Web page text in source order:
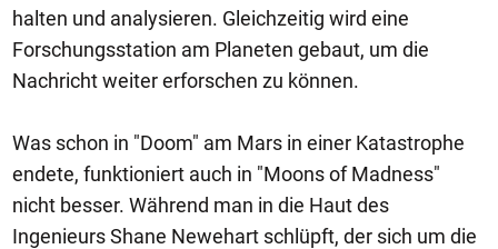
halten und analysieren. Gleichzeitig wird eine
Forschungsstation am Planeten gebaut, um die
Nachricht weiter erforschen zu können.
Was schon in "Doom" am Mars in einer Katastrophe
endete, funktioniert auch in "Moons of Madness"
nicht besser. Während man in die Haut des
Ingenieurs Shane Newehart schlüpft, der sich um die